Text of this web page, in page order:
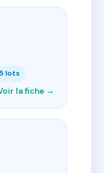
lots
la fiche →